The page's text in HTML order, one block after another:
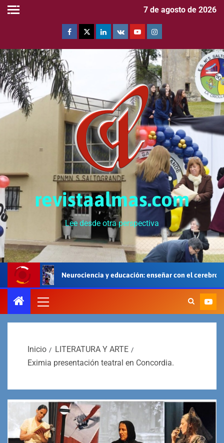
7 de agosto de 2026
revistaalmas.com
Lee desde otra perspectiva
y educación: enseñar con el cerebro, el cuerpo y el corazón
Inicio
LITERATURA Y ARTE
Eximia presentación teatral en Concordia.